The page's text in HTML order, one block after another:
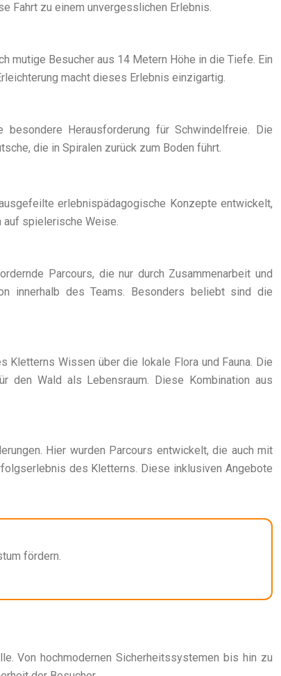
Fahrt zu einem unvergesslichen Erlebnis.
mutige Besucher aus 14 Metern Höhe in die Tiefe. Ein
macht dieses Erlebnis einzigartig.
Herausforderung für Schwindelfreie. Die
die in Spiralen zurück zum Boden führt.
erlebnispädagogische Konzepte entwickelt,
auf spielerische Weise.
Parcours, die nur durch Zusammenarbeit und
innerhalb des Teams. Besonders beliebt sind die
Kletterns Wissen über die lokale Flora und Fauna. Die
den Wald als Lebensraum. Diese Kombination aus
Hier wurden Parcours entwickelt, die auch mit
des Kletterns. Diese inklusiven Angebote
fördern.
Von hochmodernen Sicherheitssystemen bis hin zu